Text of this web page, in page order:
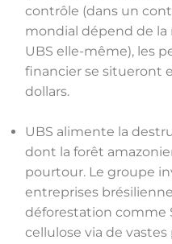
contrôle (dans un
mondial dépend de
UBS elle-même), les
financier se situeront
dollars.
UBS alimente la
dont la forêt
pourtour. Le groupe
entreprises
déforestation comme
cellulose via de